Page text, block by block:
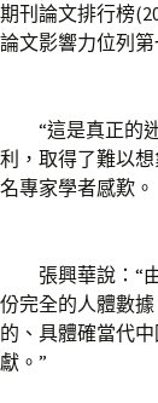
期刊論文排行榜
論文影響力位列第
“這是真正的迷
利，取得了難以
名專家學者感歎。
張興華說：“由
份完全的人體數
的、具體確當代
獻。”